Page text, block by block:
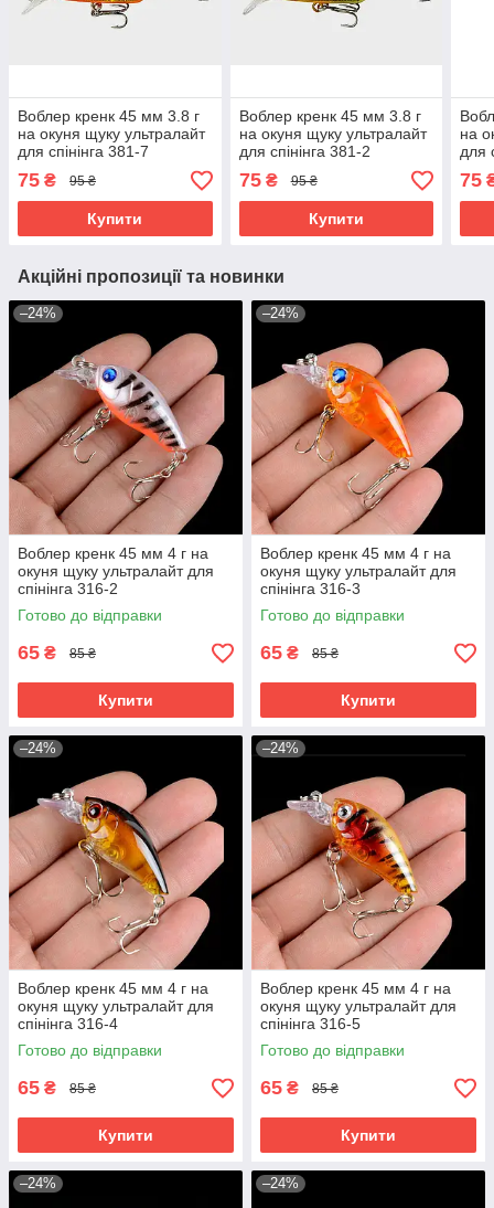
Воблер кренк 45 мм 3.8 г
на окуня щуку ультралайт
для спінінга 381-7
75 ₴ 95 ₴
Купити
Воблер кренк 45 мм 3.8 г
на окуня щуку ультралайт
для спінінга 381-2
75₴ 95 ₴
Купити
на
для
75
Акційні пропозиції та новинки
–24%
Воблер кренк 45 мм 4 г на
окуня щуку ультралайт для
спінінга 316-2
Готово до відправки
65 ₴ 85 ₴
Купити
–24%
Воблер кренк 45 мм 4 г на
окуня щуку ультралайт для
спінінга 316-3
Готово до відправки
65 ₴ 85 ₴
Купити
–24%
Воблер кренк 45 мм 4 г на
окуня щуку ультралайт для
спінінга 316-4
Готово до відправки
65 ₴ 85 ₴
Купити
–24%
Воблер кренк 45 мм 4 г на
окуня щуку ультралайт для
спінінга 316-5
Готово до відправки
65 ₴ 85 ₴
Купити
–24% –24%